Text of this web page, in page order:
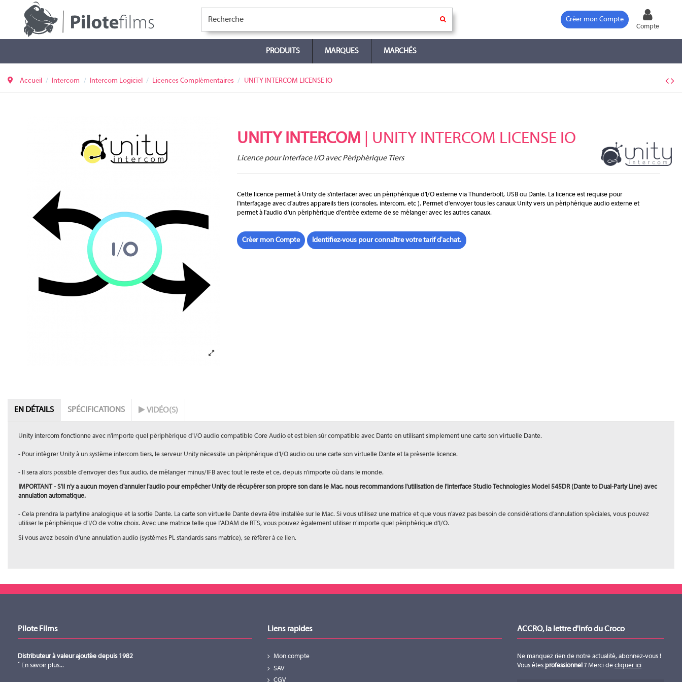
Créer mon Compte
Compte
PRODUITS MARQUES MARCHÉS
Accueil Intercom Intercom Logiciel Licences Complémentaires UNITY INTERCOM LICENSE IO
UNITY INTERCOM | UNITY INTERCOM LICENSE IO
Licence pour Interface I/O avec Périphérique Tiers
Cette licence permet à Unity de s'interfacer avec un périphérique d'I/O externe via Thunderbolt, USB ou Dante. La licence est requise pour
l'interfaçage avec d'autres appareils tiers (consoles, intercom, etc ). Permet d'envoyer tous les canaux Unity vers un périphérique audio externe et
permet à l'audio d'un périphérique d'entrée externe de se mélanger avec les autres canaux.
Créer mon Compte Identifiez-vous pour connaître votre tarif d'achat.
EN DÉTAILS SPÉCIFICATIONS VIDÉO(S)
Unity intercom fonctionne avec n'importe quel périphérique d'I/O audio compatible Core Audio et est bien sûr compatible avec Dante en utilisant simplement une carte son virtuelle Dante.
- Pour intégrer Unity à un système intercom tiers, le serveur Unity nécessite un périphérique d'I/O audio ou une carte son virtuelle Dante et la présente licence.
- Il sera alors possible d'envoyer des flux audio, de mélanger minus/IFB avec tout le reste et ce, depuis n'importe où dans le monde.
IMPORTANT - S'il n'y a aucun moyen d'annuler l'audio pour empêcher Unity de récupérer son propre son dans le Mac, nous recommandons l'utilisation de l'interface Studio Technologies Model 545DR (Dante to Dual-Party Line) avec
annulation automatique.
- Cela prendra la partyline analogique et la sortie Dante. La carte son virtuelle Dante devra être installée sur le Mac. Si vous utilisez une matrice et que vous n'avez pas besoin de considérations d'annulation spéciales, vous pouvez
utiliser le périphérique d'I/O de votre choix. Avec une matrice telle que l'ADAM de RTS, vous pouvez également utiliser n'importe quel périphérique d'I/O.
Si vous avez besoin d'une annulation audio (systèmes PL standards sans matrice), se référerà ce lien.
Pilote Films
Distributeur à valeur ajoutée depuis 1982
En savoir plus...
Liens rapides
Mon compte
SAV
CGV
ACCRO, la lettre d'info du Croco
Ne manquez rien de notre actualité, abonnez-vous !
Vous êtes professionnel ? Merci de cliquer ici